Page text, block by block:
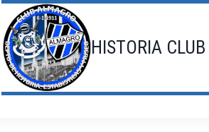
Saltar
al
contenido
HISTORIA